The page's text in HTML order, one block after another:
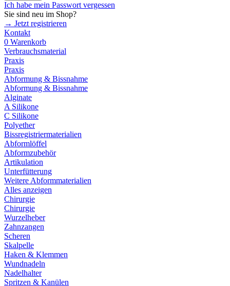
Ich habe mein Passwort vergessen
Sie sind neu im Shop?
→ Jetzt registrieren
Kontakt
0 Warenkorb
Verbrauchsmaterial
Praxis
Praxis
Abformung & Bissnahme
Abformung & Bissnahme
Alginate
A Silikone
C Silikone
Polyether
Bissregistriermaterialien
Abformlöffel
Abformzubehör
Artikulation
Unterfütterung
Weitere Abformmaterialien
Alles anzeigen
Chirurgie
Chirurgie
Wurzelheber
Zahnzangen
Scheren
Skalpelle
Haken & Klemmen
Wundnadeln
Nadelhalter
Spritzen & Kanülen